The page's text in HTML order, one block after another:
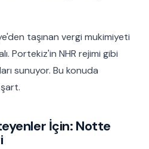
taşınan vergi mukimiyeti
Portekiz'in NHR rejimi gibi
sunuyor. Bu konuda
İçin: Notte